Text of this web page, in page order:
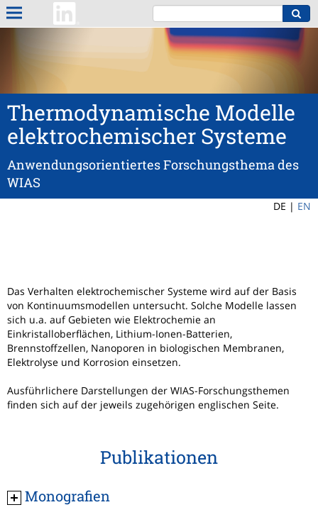
Thermodynamische Modelle
elektrochemischer Systeme
Anwendungsorientiertes Forschungsthema des
WIAS
DE | EN
Das Verhalten elektrochemischer Systeme wird auf der Basis
von Kontinuumsmodellen untersucht. Solche Modelle lassen
sich u.a. auf Gebieten wie Elektrochemie an
Einkristalloberflächen, Lithium-Ionen-Batterien,
Brennstoffzellen, Nanoporen in biologischen Membranen,
Elektrolyse und Korrosion einsetzen.
Ausführlichere Darstellungen der WIAS-Forschungsthemen
finden sich auf der jeweils zugehörigen englischen Seite.
Publikationen
Monografien